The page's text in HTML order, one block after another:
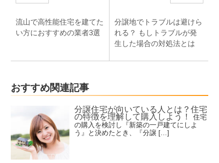
流山で高性能住宅を建てた
い方におすすめの業者3選
分譲地でトラブルは避けら
れる？ もしトラブルが発
生した場合の対処法とは
おすすめ関連記事
分譲住宅が向いている人とは？住宅
の特徴を理解して購入しよう！
住宅
の購入を検討し『新築の一戸建てにしよ
う』と決めたとき、『分譲 […]